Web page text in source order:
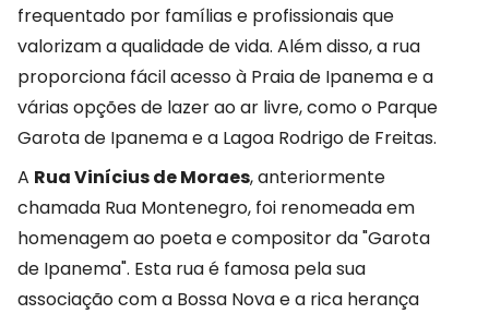
frequentado por famílias e profissionais que
valorizam a qualidade de vida. Além disso, a rua
proporciona fácil acesso à Praia de Ipanema e a
várias opções de lazer ao ar livre, como o Parque
Garota de Ipanema e a Lagoa Rodrigo de Freitas.
A Rua Vinícius de Moraes, anteriormente
chamada Rua Montenegro, foi renomeada em
homenagem ao poeta e compositor da "Garota
de Ipanema". Esta rua é famosa pela sua
associação com a Bossa Nova e a rica herança